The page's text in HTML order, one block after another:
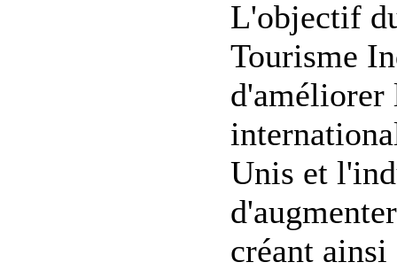
L'objectif
Tourisme
Unis et
créant